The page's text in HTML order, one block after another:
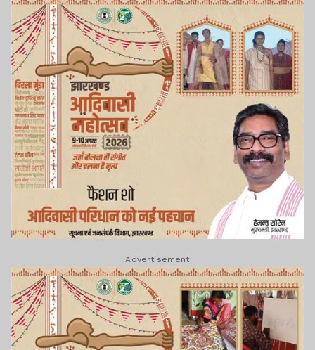
Advertisement